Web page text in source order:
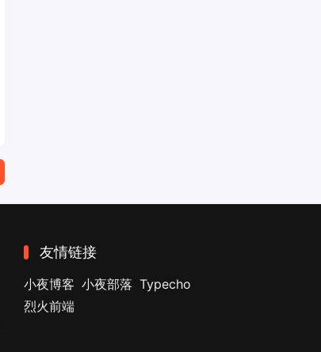
友情链接
小夜博客 小夜部落 Typecho
烈火前端